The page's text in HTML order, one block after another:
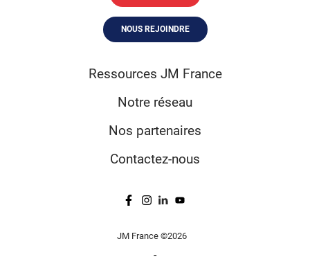
NOUS REJOINDRE
Ressources JM France
Notre réseau
Nos partenaires
Contactez-nous
JM France ©2026